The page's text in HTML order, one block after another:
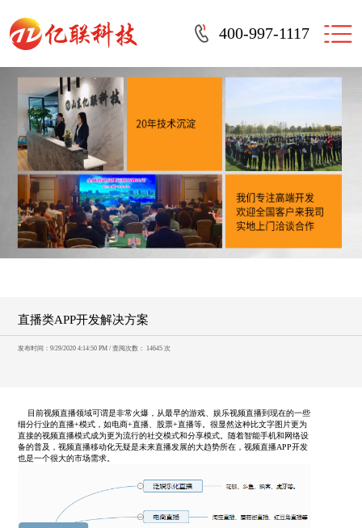
400-997-1117
直播类APP开发解决方案
发布时间：9/29/2020 4:14:50 PM / 查阅次数： 14645 次
目前视频直播领域可谓是非常火爆，从最早的游戏、娱乐视频直播到现在的一些
细分行业的直播+模式，如电商+直播、股票+直播等。很显然这种比文字图片更为
直接的视频直播模式成为更为流行的社交模式和分享模式。随着智能手机和网络设
备的普及，视频直播移动化无疑是未来直播发展的大趋势所在，视频直播APP开发
也是一个很大的市场需求。